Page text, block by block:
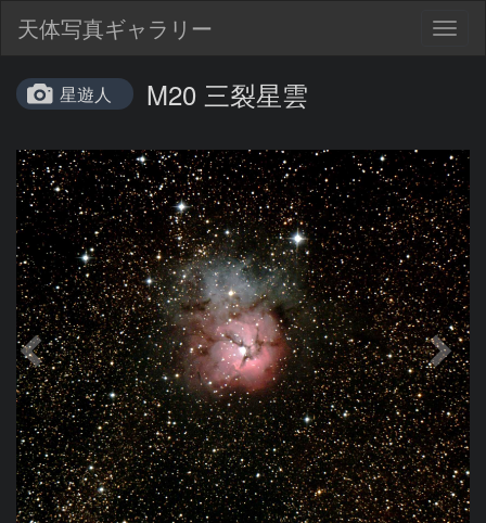
天体写真ギャラリー
星遊人 M20 三裂星雲